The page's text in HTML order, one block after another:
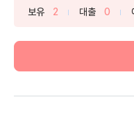
보유 2 대출 0